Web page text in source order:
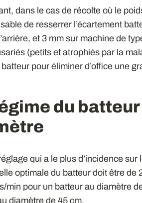
dans le cas de récolte où le
de resserrer l’écartement
et 3 mm sur machine de
(petits et atrophiés par la
pour éliminer d’office une
du
qui a le plus d’incidence
optimale du batteur doit être de
min pour un batteur au diamètre
diamètre de 45 cm.